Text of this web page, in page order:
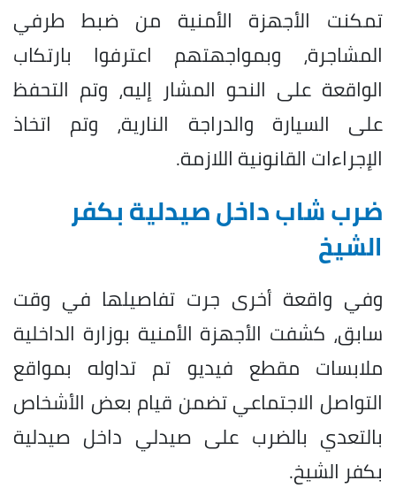
تمكنت الأجهزة الأمنية من ضبط طرفي
المشاجرة، وبمواجهتهم اعترفوا بارتكاب
الواقعة على النحو المشار إليه، وتم التحفظ
على السيارة والدراجة النارية، وتم اتخاذ
الإجراءات القانونية اللازمة.
ضرب شاب داخل صيدلية بكفر
الشيخ
وفي واقعة أخرى جرت تفاصيلها في وقت
سابق، كشفت الأجهزة الأمنية بوزارة الداخلية
ملابسات مقطع فيديو تم تداوله بمواقع
التواصل الاجتماعي تضمن قيام بعض الأشخاص
بالتعدي بالضرب على صيدلي داخل صيدلية
بكفر الشيخ.